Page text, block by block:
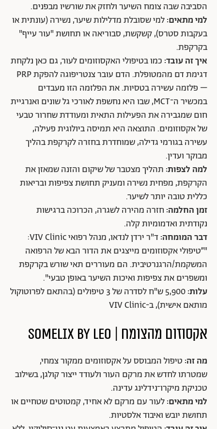
הסביבה שבה צומח השיער ולחזק את שורשיו מבפנים.
למי מתאים:למי שסובלת מדלילות שיער, נשירה (עונתית או
בעקבות סטרס), קשקשת, סבוריאה או תחושת "עור עייף"
בקרקפת.
איך זה עובד: כמו בטיפולי האקסוזומים לעור, גם כאן נלקחת
דגימת דם מהמטופלת. הדם עובר צנטריפוגה להפקת PRP
– פלזמה עשירה בטסיות. את הפלזמה הזו מעבדים
במכשיר ה־MCT, שבו היא נחשפת לאורכי גל שונים ואנרגיית
חום שמגבירה את הפעילות התאית ומעודדת שחרור טבעי
של אקסוזומים. התוצאה היא תמיסה ביולוגית פעילה,
עשירה בגורמי גדילה, שמוחדרת בחזרה לקרקפת בהליך
מבוקר ועדין.
למה לצפות: תהליך מצטבר של שיקום והזנה שמאזן את
הקרקפת, מפחית נשירה ומעניק תחושת צפיפות ובריאות
כללית טובה יותר לשיער.
זמן החלמה: חזרה מהירה לשגרה, הכרוכה ברגישות
נקודתית ואדמומיות קלה.
דבר המומחה:
ד"ר ירדן לנדאו, מנהל רפואי VIV Clinic:
"״טיפולי אקסוזומים מייצגים את הדור הבא של הרפואה
המשקמת/הרגנרטיבית. הם מעוררים תאי שורש בקרקפת
ומשפרים את צפיפות ואיכות השיער באופן טבעי".
עלות:
5,900 ש"ח לסדרה של 3 טיפולים (בהתאם לפרוטוקול
מותאם אישית), ב-VIV Clinic
אקסוזום מהצומח | SOMELIX BY LEO
מה זה: טיפול המבוסס על אקסוזומים ממקור צמחי,
שמטרתו לחדש את מרקם העור ולעודד ייצור קולגן, בשילוב
טכניקת מיקרו־נידלינג עדינה.
למי מתאים:לעור עם מרקם לא אחיד, קמטוטים שטחיים או
תחושת יובש ואיבוד אלסטיות.